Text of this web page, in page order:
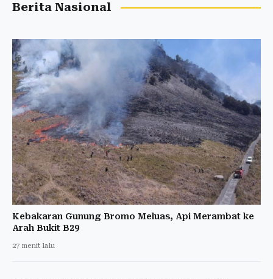
Berita Nasional
Kebakaran Gunung Bromo Meluas, Api Merambat ke
Arah Bukit B29
27 menit lalu